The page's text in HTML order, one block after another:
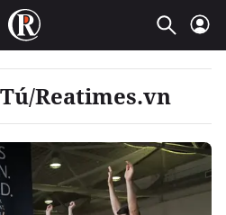
Reatimes.vn